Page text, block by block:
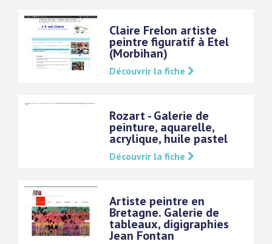
Claire Frelon artiste
peintre figuratif à Etel
(Morbihan)
Découvrir la fiche
Rozart - Galerie de
peinture, aquarelle,
acrylique, huile pastel
Découvrir la fiche
Artiste peintre en
Bretagne. Galerie de
tableaux, digigraphies
Jean Fontan